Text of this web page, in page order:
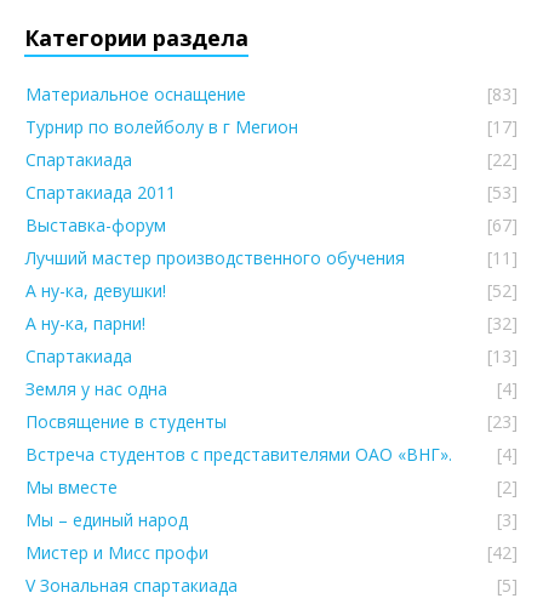
Категории раздела
Материальное оснащение
[83]
Турнир по волейболу в г Мегион
[17]
Спартакиада
[22]
Спартакиада 2011
[53]
Выставка-форум
[67]
Лучший мастер производственного обучения
[11]
А ну-ка, девушки!
[52]
А ну-ка, парни!
[32]
Спартакиада
[13]
Земля у нас одна
[4]
Посвящение в студенты
[23]
Встреча студентов с представителями ОАО «ВНГ».
[4]
Мы вместе
[2]
Мы – единый народ
[3]
Мистер и Мисс профи
[42]
V Зональная спартакиада
[5]